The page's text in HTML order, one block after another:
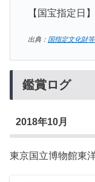
【国宝指定日
出典： 国指定文化財
鑑賞ログ
2018年10月
東京国立博物館東